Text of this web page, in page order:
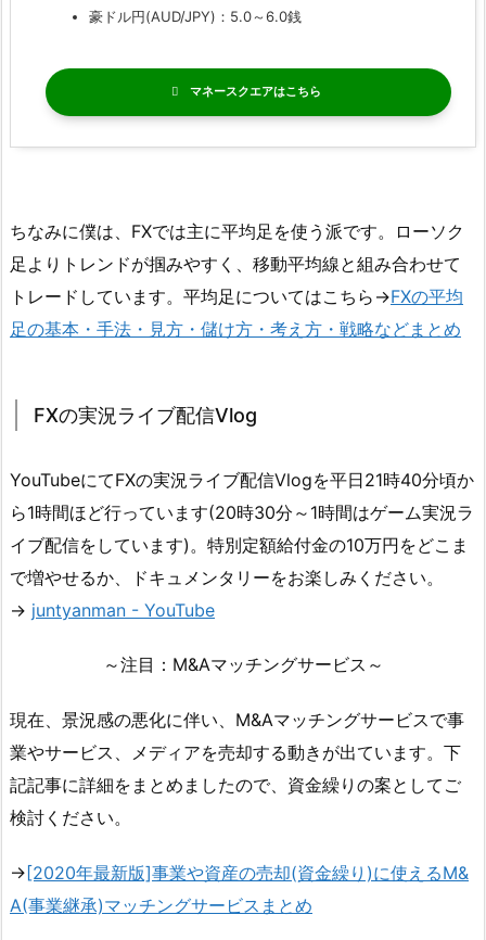
豪ドル円(AUD/JPY)：5.0～6.0銭
マネースクエア
ちなみに僕は、FXでは主に平均足を使う派です。ローソク
足よりトレンドが掴みやすく、移動平均線と組み合わせて
トレードしています。平均足についてはこちら→FXの平均
足の基本・手法・見方・儲け方・考え方・戦略などまとめ
FXの実況ライブ配信Vlog
YouTubeにてFXの実況ライブ配信Vlogを平日21時40分頃か
ら1時間ほど行っています(20時30分～1時間はゲーム実況ラ
イブ配信をしています)。特別定額給付金の10万円をどこま
で増やせるか、ドキュメンタリーをお楽しみください。
→ juntyanman - YouTube
～注目：M&Aマッチングサービス～
現在、景況感の悪化に伴い、M&Aマッチングサービスで事
業やサービス、メディアを売却する動きが出ています。下
記記事に詳細をまとめましたので、資金繰りの案としてご
検討ください。
→[2020年最新版]事業や資産の売却(資金繰り)に使えるM&
A(事業継承)マッチングサービスまとめ